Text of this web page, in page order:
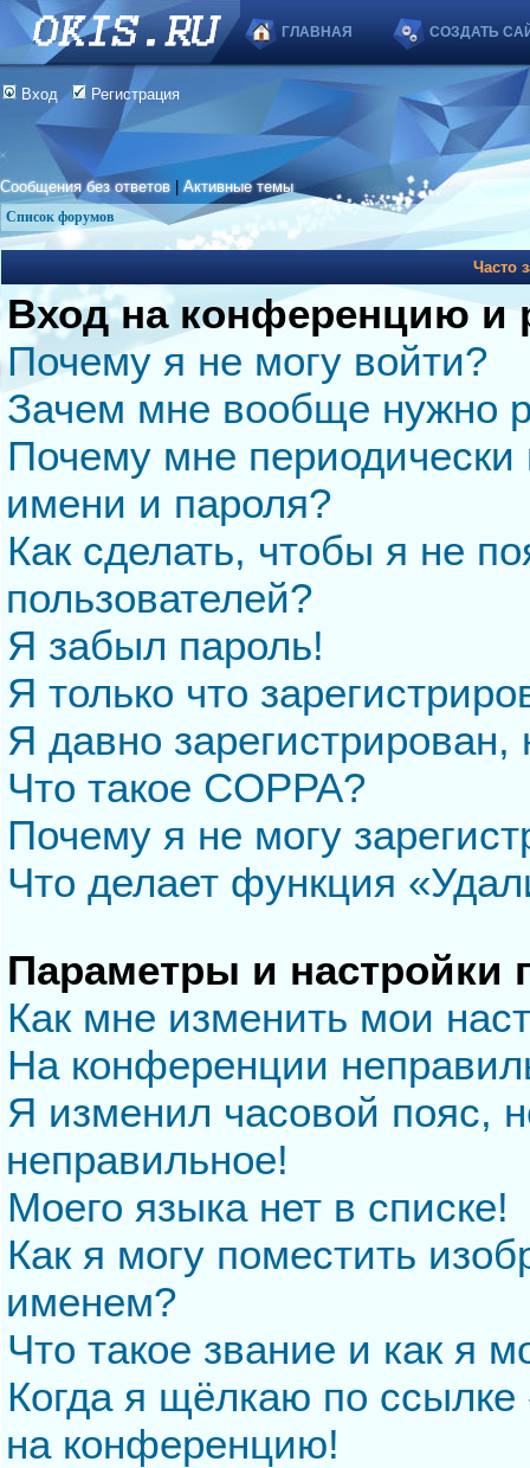
ГЛАВНАЯ СОЗДАТЬ
Вход Регистрация
Сообщения без ответов |Активные темы
Список форумов
Часто
Вход на конференцию и
Почему я не могу войти?
Зачем мне вообще нужно
Почему мне периодически
имени и пароля?
Как сделать, чтобы я не
пользователей?
Я забыл пароль!
Я только что
Я давно
Что такое COPPA?
Почему я не могу
Что делает функция
Параметры и настройки
Как мне изменить мои
На конференции
Я изменил часовой пояс,
неправильное!
Моего языка нет в списке!
Как я могу поместить
именем?
Что такое звание и как я
Когда я щёлкаю по
на конференцию!